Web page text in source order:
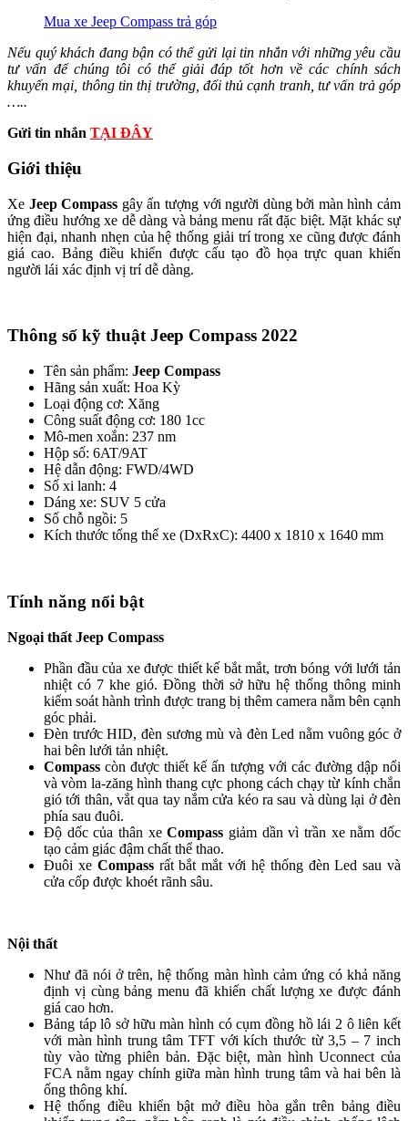
Mua xe Jeep Compass trả góp
Nếu quý khách đang bận có thể gửi lại tin nhắn với những yêu cầu
tư vấn để chúng tôi có thể giải đáp tốt hơn về các chính sách
khuyến mại, thông tin thị trường, đối thủ cạnh tranh, tư vấn trả góp
…..
Gửi tin nhắn TẠI ĐÂY
Giới thiệu
Xe Jeep Compass gây ấn tượng với người dùng bởi màn hình cảm
ứng điều hướng xe dễ dàng và bảng menu rất đặc biệt. Mặt khác sự
hiện đại, nhanh nhẹn của hệ thống giải trí trong xe cũng được đánh
giá cao. Bảng điều khiển được cấu tạo đồ họa trực quan khiến
người lái xác định vị trí dễ dàng.
Thông số kỹ thuật Jeep Compass 2022
Tên sản phẩm: Jeep Compass
Hãng sản xuất: Hoa Kỳ
Loại động cơ: Xăng
Công suất động cơ: 180 1cc
Mô-men xoắn: 237 nm
Hộp số: 6AT/9AT
Hệ dẫn động: FWD/4WD
Số xi lanh: 4
Dáng xe: SUV 5 cửa
Số chỗ ngồi: 5
Kích thước tổng thể xe (DxRxC): 4400 x 1810 x 1640 mm
Tính năng nổi bật
Ngoại thất Jeep Compass
Phần đầu của xe được thiết kế bắt mắt, trơn bóng với lưới tản
nhiệt có 7 khe gió. Đồng thời sở hữu hệ thống thông minh
kiểm soát hành trình được trang bị thêm camera nằm bên cạnh
góc phải.
Đèn trước HID, đèn sương mù và đèn Led nằm vuông góc ở
hai bên lưới tản nhiệt.
Compass còn được thiết kế ấn tượng với các đường dập nổi
và vòm la-zăng hình thang cực phong cách chạy từ kính chắn
gió tới thân, vắt qua tay nắm cửa kéo ra sau và dùng lại ở đèn
phía sau đuôi.
Độ dốc của thân xeCompass giảm dần vì trần xe nằm dốc
tạo cảm giác đậm chất thể thao.
Đuôi xeCompassrất bắt mắt với hệ thống đèn Led sau và
cửa cốp được khoét rãnh sâu.
Nội thất
Như đã nói ở trên, hệ thống màn hình cảm ứng có khả năng
định vị cùng bảng menu đã khiến chất lượng xe được đánh
giá cao hơn.
Bảng táp lô sở hữu màn hình có cụm đồng hồ lái 2 ô liên kết
với màn hình trung tâm TFT với kích thước từ 3,5 – 7 inch
tùy vào từng phiên bản. Đặc biệt, màn hình Uconnect của
FCA nằm ngay chính giữa màn hình trung tâm và hai bên là
ống thông khí.
Hệ thống điều khiển bật mở điều hòa gắn trên bảng điều